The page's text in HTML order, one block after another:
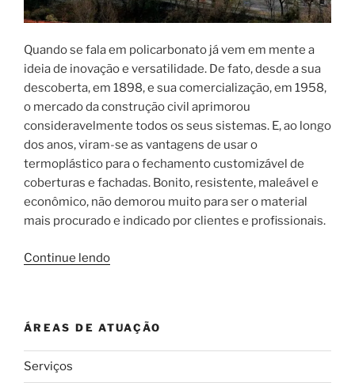
Quando se fala em policarbonato já vem em mente a
ideia de inovação e versatilidade. De fato, desde a sua
descoberta, em 1898, e sua comercialização, em 1958,
o mercado da construção civil aprimorou
consideravelmente todos os seus sistemas. E, ao longo
dos anos, viram-se as vantagens de usar o
termoplástico para o fechamento customizável de
coberturas e fachadas. Bonito, resistente, maleável e
econômico, não demorou muito para ser o material
mais procurado e indicado por clientes e profissionais.
Continue lendo“Quais
deve
ter
ÁREAS DE ATUAÇÃO
Serviços